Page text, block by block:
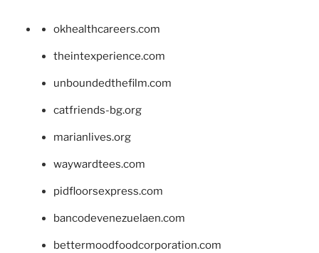
okhealthcareers.com
theintexperience.com
unboundedthefilm.com
catfriends-bg.org
marianlives.org
waywardtees.com
pidfloorsexpress.com
bancodevenezuelaen.com
bettermoodfoodcorporation.com